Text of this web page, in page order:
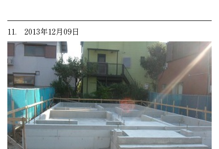
11. 2013年12月09日